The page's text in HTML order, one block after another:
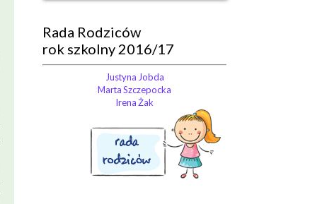
Rada Rodziców
rok szkolny 2016/17
Justyna Jobda
Marta Szczepocka
Irena Żak